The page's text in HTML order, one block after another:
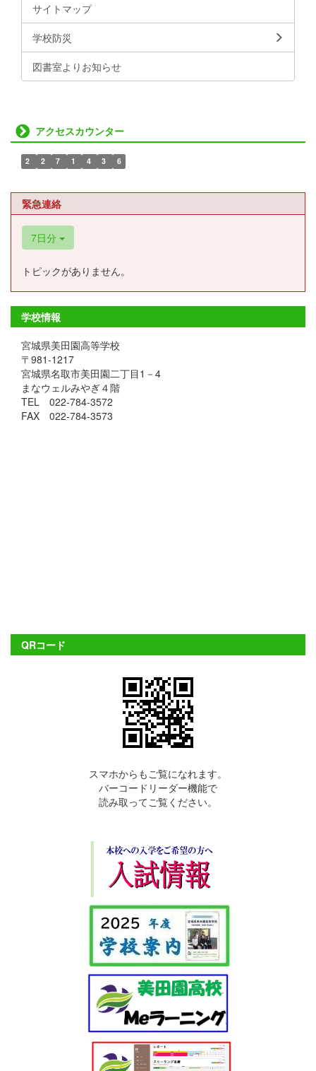
サイトマップ
学校防災
図書室よりお知らせ
アクセスカウンター
2 2 7 1 4 3 6
緊急連絡
7日分
トピックがありません。
学校情報
宮城県美田園高等学校
〒981-1217
宮城県名取市美田園二丁目1－4
まなウェルみやぎ４階
TEL 022-784-3572
FAX 022-784-3573
QRコード
スマホからもご覧になれます。
バーコードリーダー機能で
読み取ってご覧ください。